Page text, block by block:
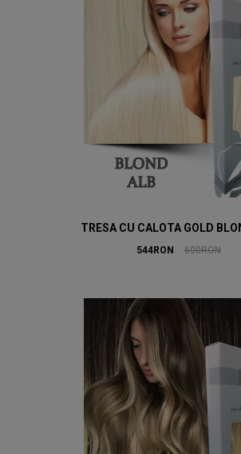
TRESA CU CALOTA GOLD
544RON 600RON